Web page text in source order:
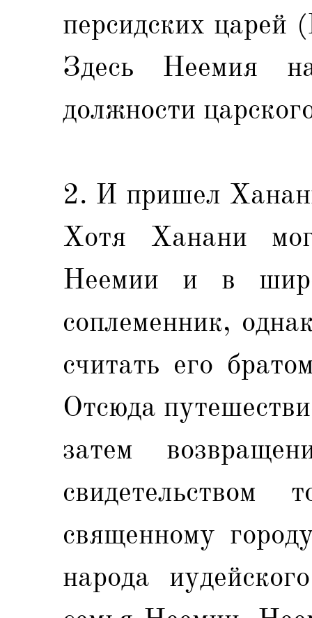
персидских
Здесь Неемия
должности
2. И пришел
Хотя Ханани
Неемии и в
соплеменник,
считать его
Отсюда
затем
священному
народа